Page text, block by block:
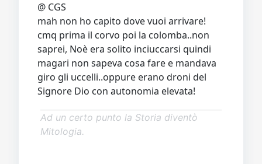
@ CGS
mah non ho capito dove vuoi arrivare!
cmq prima il corvo poi la colomba..non
saprei, Noè era solito inciuccarsi quindi
magari non sapeva cosa fare e mandava
giro gli uccelli..oppure erano droni del
Signore Dio con autonomia elevata!
Ad un certo punto la Storia diventò
Mitologia.